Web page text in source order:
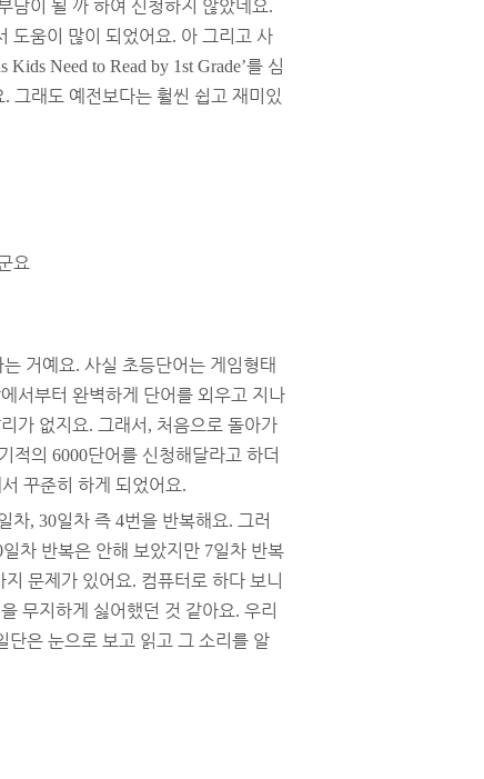
담이 될 까 하여 신청하지 않았네요.
도움이 많이 되었어요. 아 그리고 사
Kids Need to Read by 1st Grade’를 심
. 그래도 예전보다는 훨씬 쉽고 재미있
요
거예요. 사실 초등단어는 게임형태
서부터 완벽하게 단어를 외우고 지나
가 없지요. 그래서 , 처음으로 돌아가
적의 6000단어를 신청해달라고 하더
꾸준히 하게 되었어요.
차, 30일차 즉 4번을 반복해요. 그러
일차 반복은 안해 보았지만 7일차 반복
지 문제가 있어요. 컴퓨터로 하다 보니
무지하게 싫어했던 것 같아요. 우리
단은 눈으로 보고 읽고 그 소리를 알